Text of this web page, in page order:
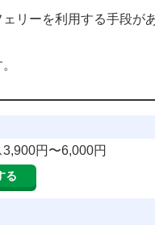
リーを利用する手段が
円〜6,000円
る